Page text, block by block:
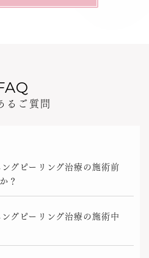
るご質問
グピーリング治療の施術前
？
グピーリング治療の施術中